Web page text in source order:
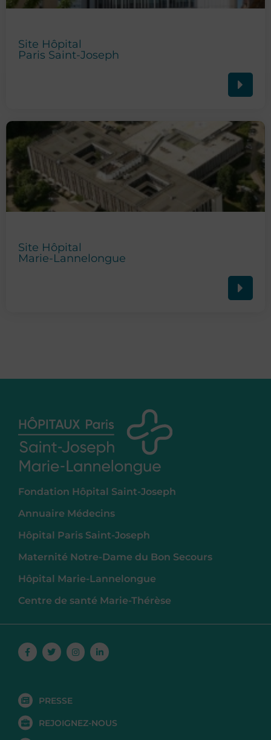
Site Hôpital
Paris Saint-Joseph
Site Hôpital
Marie-Lannelongue
Fondation Hôpital Saint-Joseph
Annuaire Médecins
Hôpital Paris Saint-Joseph
Maternité Notre-Dame du Bon Secours
Hôpital Marie-Lannelongue
Centre de santé Marie-Thérèse
Facebook-
f
TwitterInstagramLinkedin-
in
PRESSE
REJOIGNEZ-NOUS